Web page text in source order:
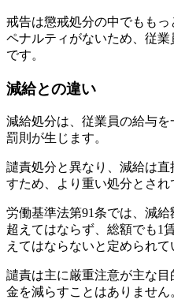
戒告は懲戒処分の中でもも
ペナルティがないため、従
です。
減給との違い
減給処分は、従業員の給与
罰則が生じます。
譴責処分と異なり、減給は
すため、より重い処分とされ
労働基準法第91条では、減
超えてはならず、総額でも1
えてはならないと定められて
譴責は主に厳重注意が主な
金を減らすことはありません